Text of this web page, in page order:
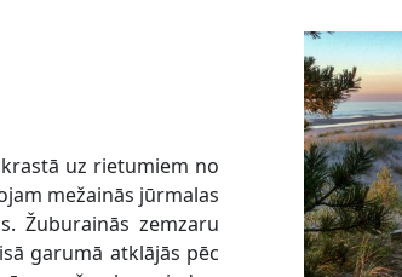
uz rietumiem no
mežainās jūrmalas
Žuburainās zemzaru
garumā atklājās pēc